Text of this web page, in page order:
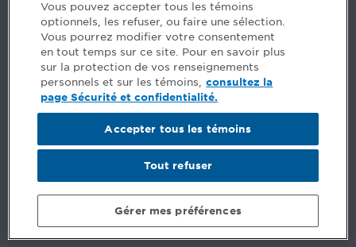
Facebook - Devenir CPA
Instagram
LinkedIn - CPA
LinkedIn - 20 minutes CPA
LinkedIn - Emploi CPA
TikTok
Comments
General terms and conditions
© Ordre des comptables professionnels agréés du Québec
Vous pouvez accepter tous les témoins
optionnels, les refuser, ou faire une sélection.
Vous pourrez modifier votre consentement
en tout temps sur ce site. Pour en savoir plus
sur la protection de vos renseignements
personnels et sur les témoins, consultez la
page Sécurité et confidentialité.
Gérer mes préférences
Tout refuser
Accepter tous les témoins